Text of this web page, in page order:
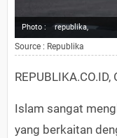
Photo : republika,
Source : Republika
Islam sangat
yang berkaitan